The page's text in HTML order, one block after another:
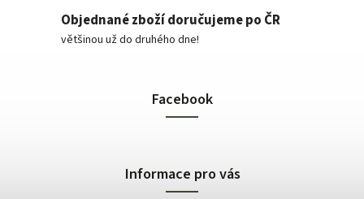
Objednané zboží doručujeme po ČR
většinou už do druhého dne!
Facebook
Informace pro vás